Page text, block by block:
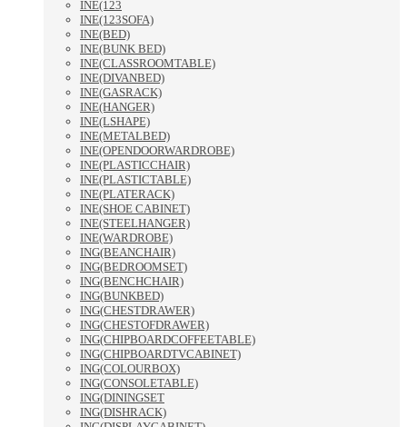
INE(123
INE(123SOFA)
INE(BED)
INE(BUNK BED)
INE(CLASSROOMTABLE)
INE(DIVANBED)
INE(GASRACK)
INE(HANGER)
INE(LSHAPE)
INE(METALBED)
INE(OPENDOORWARDROBE)
INE(PLASTICCHAIR)
INE(PLASTICTABLE)
INE(PLATERACK)
INE(SHOE CABINET)
INE(STEELHANGER)
INE(WARDROBE)
ING(BEANCHAIR)
ING(BEDROOMSET)
ING(BENCHCHAIR)
ING(BUNKBED)
ING(CHESTDRAWER)
ING(CHESTOFDRAWER)
ING(CHIPBOARDCOFFEETABLE)
ING(CHIPBOARDTVCABINET)
ING(COLOURBOX)
ING(CONSOLETABLE)
ING(DININGSET
ING(DISHRACK)